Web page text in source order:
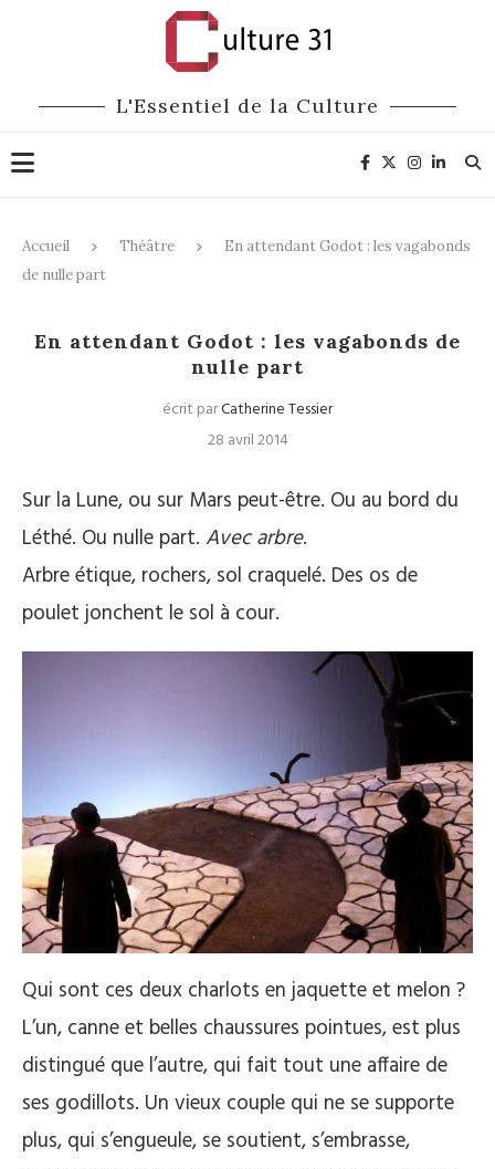
L'Essentiel de la Culture
Accueil Théâtre
En attendant Godot : les vagabonds
de nulle part
En attendant Godot : les vagabonds de
nulle part
écrit parCatherine Tessier
28 avril 2014
Sur la Lune, ou sur Mars peut-être. Ou au bord du
Léthé. Ou nulle part. Avec arbre.
Arbre étique, rochers, sol craquelé. Des os de
poulet jonchent le sol à cour.
Qui sont ces deux charlots en jaquette et melon ?
L’un, canne et belles chaussures pointues, est plus
distingué que l’autre, qui fait tout une affaire de
ses godillots. Un vieux couple qui ne se supporte
plus, qui s’engueule, se soutient, s’embrasse,